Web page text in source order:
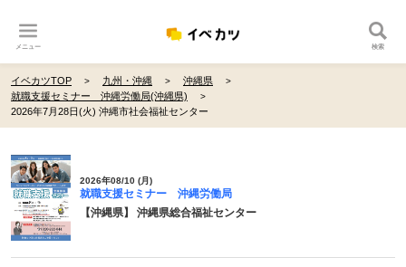
メニュー 検索
イベカツTOP 九州・沖縄
沖縄県
就職支援セミナー 沖縄労働局(沖縄県)
2026年7月28日(火) 沖縄市社会福祉センター
2026年08/10 (月)
就職支援セミナー 沖縄労働局
【沖縄県】 沖縄県総合福祉センター